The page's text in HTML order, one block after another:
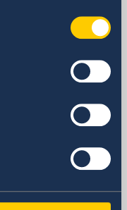
visum@gov.se